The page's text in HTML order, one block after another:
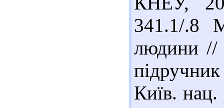
341.1/.8
людини //
Київ.